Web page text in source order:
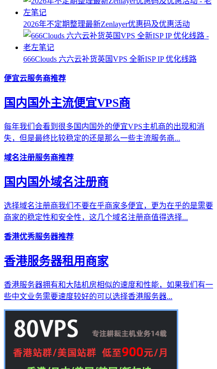
2026年不定期整理最新Zenlayer优惠码及优惠活动
666Clouds 六六云补货英国VPS 全新ISP IP 优化线路
便宜云服务商推荐
国内国外主流便宜VPS商
每年我们会看到很多国内国外的便宜VPS主机商的出现和消
失，但是最终比较稳定的还是那么一些主流服务商...
域名注册服务商推荐
国内国外域名注册商
选择域名注册商我们不要在乎商家多便宜，更为在乎的是需要
商家的稳定性和安全性，这几个域名注册商值得选择...
香港优秀服务器推荐
香港服务器租用商家
香港服务器拥有和大陆机房相似的速度和性能，如果我们有一
些中文业务需要速度较好的可以选择香港服务器...